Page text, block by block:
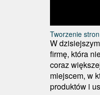
Tworzenie
W
firmę, która
coraz
miejscem, w
produktów i